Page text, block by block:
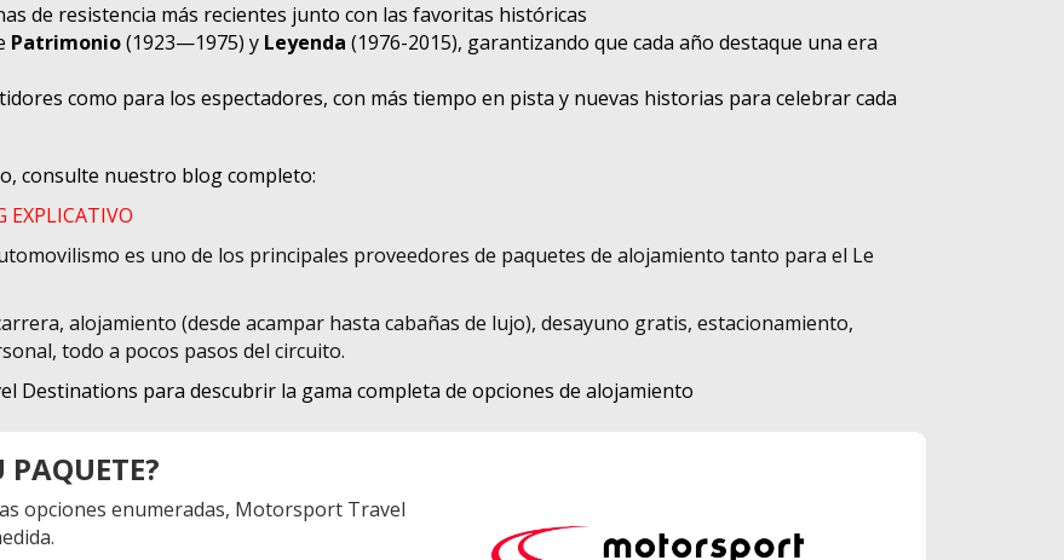
de resistencia más recientes junto con las favoritas históricas
Patrimonio(1923—1975) y Leyenda (1976-2015), garantizando que cada año destaque una era
como para los espectadores, con más tiempo en pista y nuevas historias para celebrar cada
consulte nuestro blog completo:
EXPLICATIVO
es uno de los principales proveedores de paquetes de alojamiento tanto para el Le
alojamiento (desde acampar hasta cabañas de lujo), desayuno gratis, estacionamiento,
todo a pocos pasos del circuito.
Destinations para descubrir la gama completa de opciones de alojamiento
PAQUETE?
opciones enumeradas, Motorsport Travel